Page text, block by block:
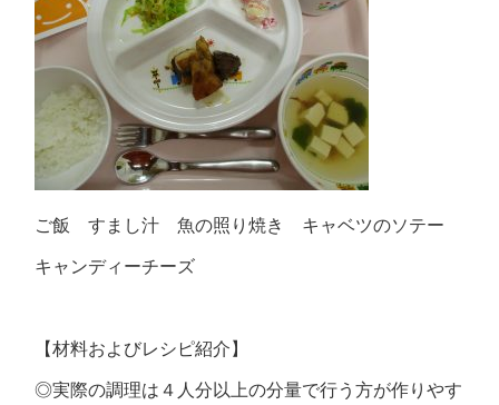
ご飯 すまし汁 魚の照り焼き キャベツのソテー
キャンディーチーズ
【材料およびレシピ紹介】
◎実際の調理は４人分以上の分量で行う方が作りやす